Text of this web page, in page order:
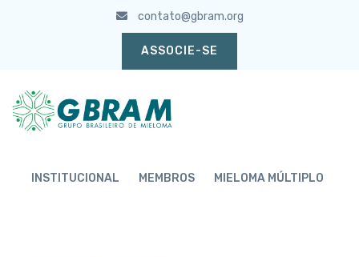
contato@gbram.org
ASSOCIE-SE
INSTITUCIONAL MEMBROS MIELOMA MÚLTIPLO